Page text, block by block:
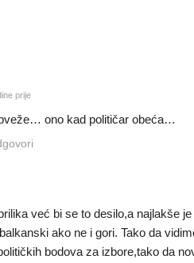
prije
ono kad političar obeća…
već bi se to desilo,a najlakše
ako ne i gori. Tako da
bodova za izbore,tako da